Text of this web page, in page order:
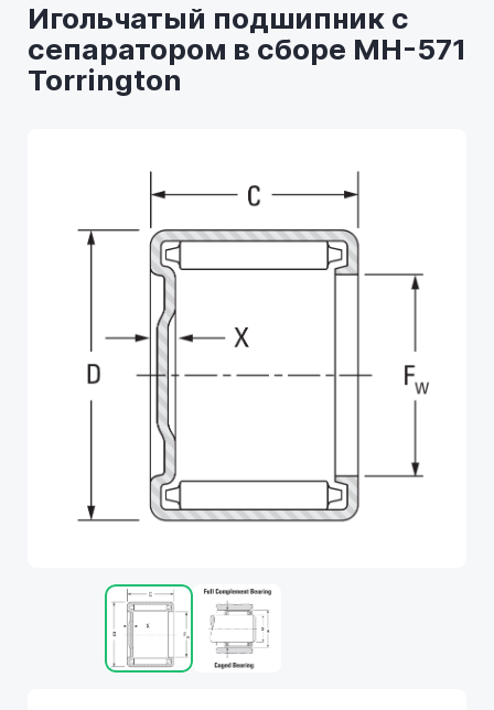
Игольчатый подшипник с
сепаратором в сборе MH-571
Torrington